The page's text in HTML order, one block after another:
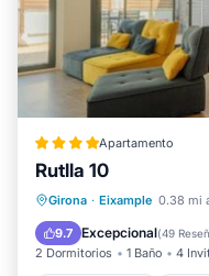
Apartamento
Rutlla 10
Girona · Eixample 0.38 mi
9.7 Excepcional(49
2 Dormitorios 1 Baño 4
Balcón/Terraza
Internet